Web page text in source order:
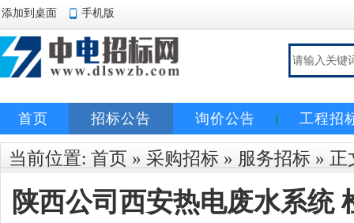
添加到桌面 手机版
首页 招标公告 询价公告 工程招
当前位置: 首页 » 采购招标 » 服务招标 » 正
陕西公司西安热电废水系统